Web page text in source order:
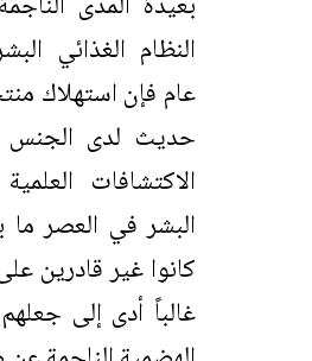
النظام الغذائي
عام فإن استهلاك
حديث لدى الجنس
الاكتشافات
البشر في العصر
كانوا غير قادرين
غالباً أدى إلى